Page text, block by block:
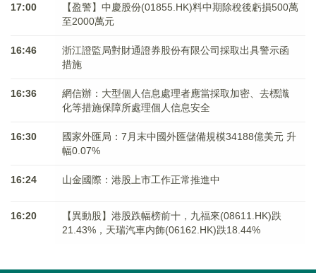
17:00
【盈警】中慶股份(01855.HK)料中期除稅後虧損500萬
至2000萬元
16:46
浙江證監局對財通證券股份有限公司採取出具警示函
措施
16:36
網信辦：大型個人信息處理者應當採取加密、去標識
化等措施保障所處理個人信息安全
16:30
國家外匯局：7月末中國外匯儲備規模34188億美元 升
幅0.07%
16:24 山金國際：港股上市工作正常推進中
16:20
【異動股】港股跌幅榜前十，九福來(08611.HK)跌
21.43%，天瑞汽車内飾(06162.HK)跌18.44%